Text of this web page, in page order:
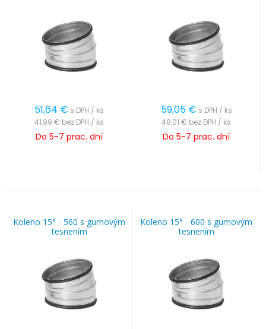
51,64 € s DPH / ks
41,99 € bez DPH / ks
Do 5-7 prac. dní
59,05 € s DPH / ks
48,01 € bez DPH / ks
Do 5-7 prac. dní
Koleno 15° - 560 s gumovým
tesnením
Koleno 15° - 600 s gumovým
tesnením